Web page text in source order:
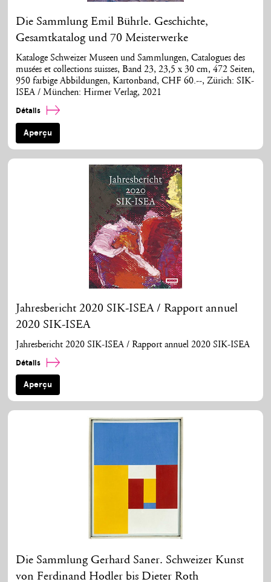
Die Sammlung Emil Bührle. Geschichte,
Gesamtkatalog und 70 Meisterwerke
Kataloge Schweizer Museen und Sammlungen, Catalogues des
musées et collections suisses, Band 23, 23,5 x 30 cm, 472 Seiten,
950 farbige Abbildungen, Kartonband, CHF 60.--, Zürich: SIK-
ISEA / München: Hirmer Verlag, 2021
Détails
Aperçu
Jahresbericht 2020 SIK-ISEA / Rapport annuel
2020 SIK-ISEA
Jahresbericht 2020 SIK-ISEA / Rapport annuel 2020 SIK-ISEA
Détails
Aperçu
Die Sammlung Gerhard Saner. Schweizer Kunst
von Ferdinand Hodler bis Dieter Roth